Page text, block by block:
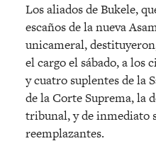
Los aliados de Bukele,
escaños de la nueva
unicameral,
el cargo el sábado, a los
y cuatro suplentes de la
de la Corte Suprema, la
tribunal, y de inmediato
reemplazantes.